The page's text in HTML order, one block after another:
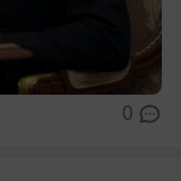
0